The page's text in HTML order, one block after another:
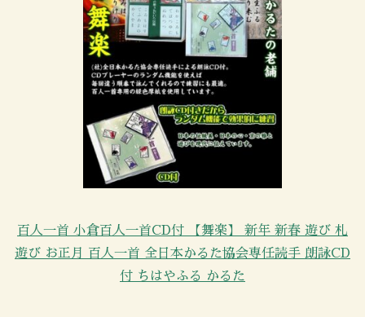
百人一首 小倉百人一首CD付 【舞楽】 新年 新春 遊び 札
遊び お正月 百人一首 全日本かるた協会専任読手 朗詠CD
付 ちはやふる かるた